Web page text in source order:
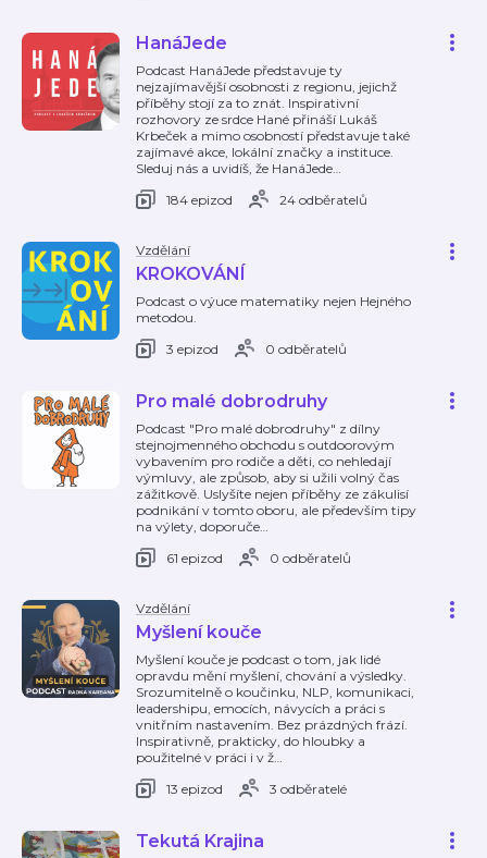
HanáJede
Podcast HanáJede představuje ty
nejzajímavější osobnosti z regionu, jejichž
příběhy stojí za to znát. Inspirativní
rozhovory ze srdce Hané přináší Lukáš
Krbeček a mimo osobností představuje také
zajímavé akce, lokální značky a instituce.
Sleduj nás a uvidíš, že HanáJede…
184 epizod
24 odběratelů
Vzdělání
KROKOVÁNÍ
Podcast o výuce matematiky nejen Hejného
metodou.
3 epizod
0 odběratelů
Pro malé dobrodruhy
Podcast "Pro malé dobrodruhy" z dílny
stejnojmenného obchodu s outdoorovým
vybavením pro rodiče a děti, co nehledají
výmluvy, ale způsob, aby si užili volný čas
zážitkově. Uslyšíte nejen příběhy ze zákulisí
podnikání v tomto oboru, ale především tipy
na výlety, doporuče…
61 epizod
0 odběratelů
Vzdělání
Myšlení kouče
Myšlení kouče je podcast o tom, jak lidé
opravdu mění myšlení, chování a výsledky.
Srozumitelně o koučinku, NLP, komunikaci,
leadershipu, emocích, návycích a práci s
vnitřním nastavením. Bez prázdných frází.
Inspirativně, prakticky, do hloubky a
použitelné v práci i v ž…
13 epizod
3 odběratelé
Tekutá Krajina